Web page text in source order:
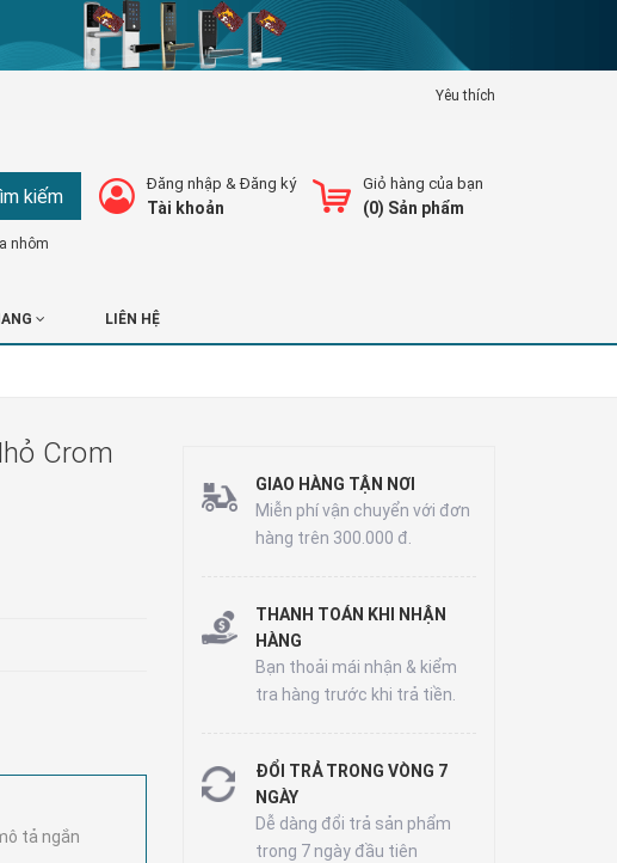
Yêu thích
kiếm
nhôm
Giỏ hàng của bạn
(0) Sản phẩm
Đăng nhập &Đăng ký
Tài khoản
LIÊN HỆ
Crom
tả ngắn
GIAO HÀNG TẬN NƠI
Miễn phí vận chuyển với đơn
hàng trên 300.000 đ.
THANH TOÁN KHI NHẬN
HÀNG
Bạn thoải mái nhận & kiểm
tra hàng trước khi trả tiền.
ĐỔI TRẢ TRONG VÒNG 7
NGÀY
Dễ dàng đổi trả sản phẩm
trong 7 ngày đầu tiên